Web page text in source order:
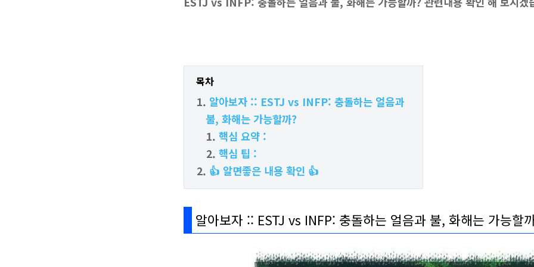
목차
알아보자 :: ESTJ vs INFP: 충돌하는 얼음과
불, 화해는 가능할까?
핵심 요약 :
핵심 팁 :
👍 알면좋은 내용 확인 👍
알아보자 :: ESTJ vs INFP: 충돌하는 얼음과 불, 화해는 가능할